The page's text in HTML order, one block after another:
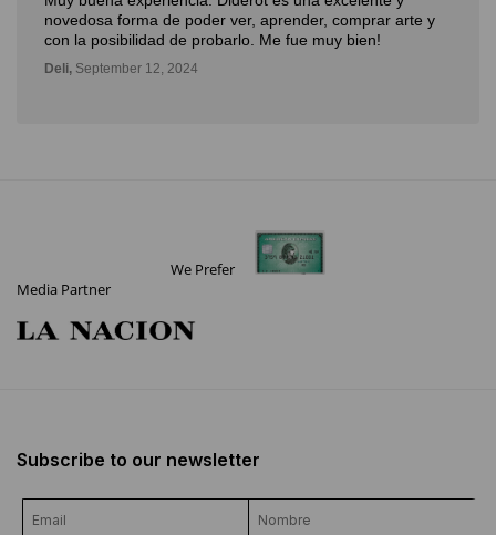
novedosa forma de poder ver, aprender, comprar arte y
con la posibilidad de probarlo. Me fue muy bien!
Deli, September 12, 2024
We Prefer
Media Partner
Subscribe to our newsletter